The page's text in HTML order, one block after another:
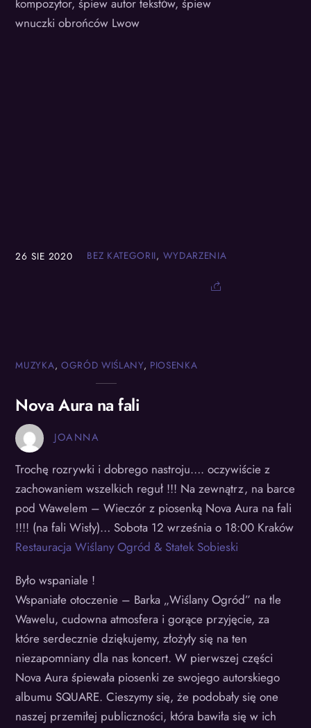
kompozytor, śpiew autor tekstόw, śpiew
wnuczki obrońców Lwow
26 SIE 2020 BEZ KATEGORII, WYDARZENIA
MUZYKA, OGRÓD WIŚLANY, PIOSENKA
Nova Aura na fali
JOANNA
Trochę rozrywki i dobrego nastroju…. oczywiście z
zachowaniem wszelkich reguł !!! Na zewnątrz, na barce
pod Wawelem – Wieczór z piosenką Nova Aura na fali
!!!! (na fali Wisły)… Sobota 12 września o 18:00 Kraków
Restauracja Wiślany Ogród & Statek Sobieski
Było wspaniale !
Wspaniałe otoczenie – Barka „Wiślany Ogród” na tle
Wawelu, cudowna atmosfera i gorące przyjęcie, za
które serdecznie dziękujemy, złożyły się na ten
niezapomniany dla nas koncert. W pierwszej części
Nova Aura śpiewała piosenki ze swojego autorskiego
albumu SQUARE. Cieszymy się, że podobały się one
naszej przemiłej publiczności, która bawiła się w ich